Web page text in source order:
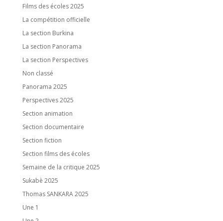
Films des écoles 2025
La compétition officielle
La section Burkina
La section Panorama
La section Perspectives
Non classé
Panorama 2025
Perspectives 2025
Section animation
Section documentaire
Section fiction
Section films des écoles
Semaine de la critique 2025
Sukabè 2025
Thomas SANKARA 2025
Une 1